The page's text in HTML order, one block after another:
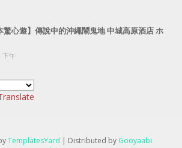
驚心遊】傳說中的沖繩鬧鬼地 中城高原酒店 ホ
下午
TemplatesYard | Distributed by Gooyaabi